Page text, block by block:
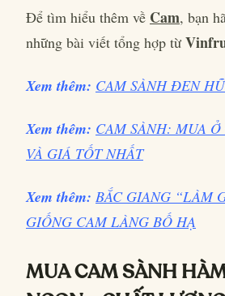
Để tìm hiểu thêm về Cam, bạn
những bài viết tổng hợp từ
Xem thêm: CAM SÀNH ĐEN
Xem thêm: CAM SÀNH: MUA
VÀ GIÁ TỐT NHẤT
Xem thêm: BẮC GIANG “LÀM
GIỐNG CAM LÀNG BỐ HẠ
MUA CAM SÀNH